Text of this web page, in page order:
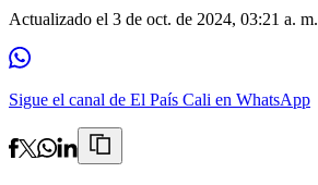
Actualizado el 3 de oct. de 2024, 03:21 a. m.
Sigue el canal de El País Cali en WhatsApp